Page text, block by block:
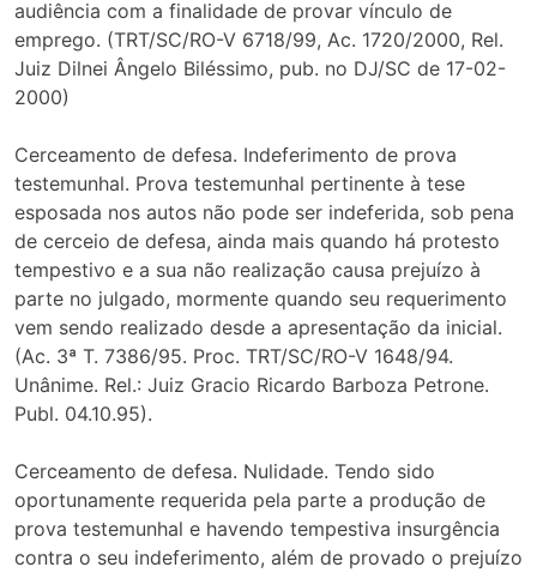
audiência com a finalidade de provar vínculo de
emprego. (TRT/SC/RO-V 6718/99, Ac. 1720/2000, Rel.
Juiz Dilnei Ângelo Biléssimo, pub. no DJ/SC de 17-02-
2000)
Cerceamento de defesa. Indeferimento de prova
testemunhal. Prova testemunhal pertinente à tese
esposada nos autos não pode ser indeferida, sob pena
de cerceio de defesa, ainda mais quando há protesto
tempestivo e a sua não realização causa prejuízo à
parte no julgado, mormente quando seu requerimento
vem sendo realizado desde a apresentação da inicial.
(Ac. 3ª T. 7386/95. Proc. TRT/SC/RO-V 1648/94.
Unânime. Rel.: Juiz Gracio Ricardo Barboza Petrone.
Publ. 04.10.95).
Cerceamento de defesa. Nulidade. Tendo sido
oportunamente requerida pela parte a produção de
prova testemunhal e havendo tempestiva insurgência
contra o seu indeferimento, além de provado o prejuízo